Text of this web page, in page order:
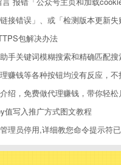
、或「检测版本更新失败」等网络问题解决
包解决办法
关键词模糊搜索和精确匹配搜索的
各种按钮均没有反应，不打开相应网址怎么
免费做代理赚钱，带你轻松月收入过
值写入推广方式图文教程
,详细教您命令提示符已被系统管理员停用怎